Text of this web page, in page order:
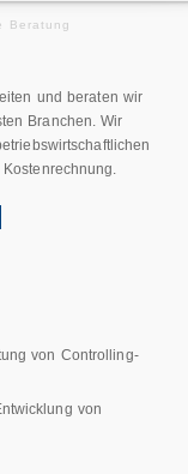
Beratung
und beraten wir
Branchen. Wir
von Controlling-
von